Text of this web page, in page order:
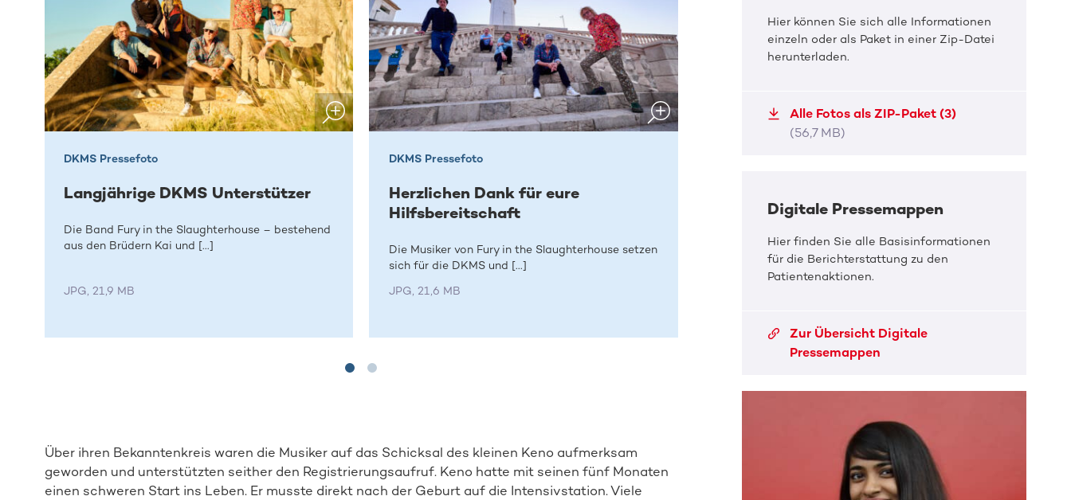
DKMS Pressefoto
Langjährige DKMS Unterstützer
Die Band Fury in the Slaughterhouse – bestehend
aus den Brüdern Kai und [...]
JPG, 21,9 MB
DKMS Pressefoto
Herzlichen Dank für eure
Hilfsbereitschaft
Die Musiker von Fury in the Slaughterhouse setzen
sich für die DKMS und [...]
JPG, 21,6 MB
unterstützen seit langem die Arbeit [...]
Über ihren Bekanntenkreis waren die Musiker auf das Schicksal des kleinen Keno aufmerksam
geworden und unterstützten seither den Registrierungsaufruf. Keno hatte mit seinen fünf Monaten
einen schweren Start ins Leben. Er musste direkt nach der Geburt auf die Intensivstation. Viele
Hier können Sie sich alle Informationen
einzeln oder als Paket in einer Zip-Datei
herunterladen.
Alle Fotos als ZIP-Paket (3)
(56,7 MB)
Digitale Pressemappen
Hier finden Sie alle Basisinformationen
für die Berichterstattung zu den
Patientenaktionen.
Zur Übersicht Digitale
Pressemappen